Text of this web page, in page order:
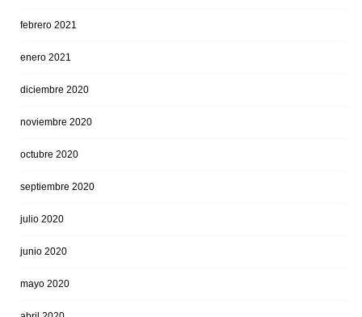
febrero 2021
enero 2021
diciembre 2020
noviembre 2020
octubre 2020
septiembre 2020
julio 2020
junio 2020
mayo 2020